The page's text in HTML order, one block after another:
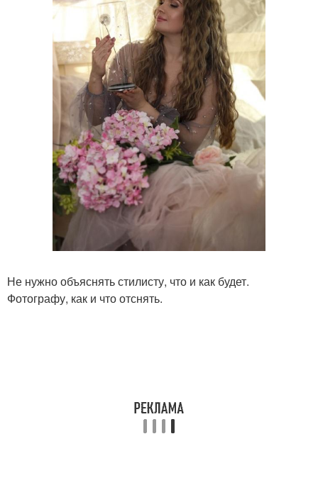
Не нужно объяснять стилисту, что и как будет.
Фотографу, как и что отснять.